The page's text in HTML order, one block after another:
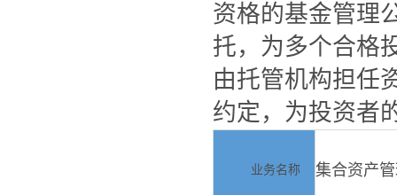
资格的基金管理
托，为多个合格
由托管机构担任
约定，为投资者
业务名称 集合资产